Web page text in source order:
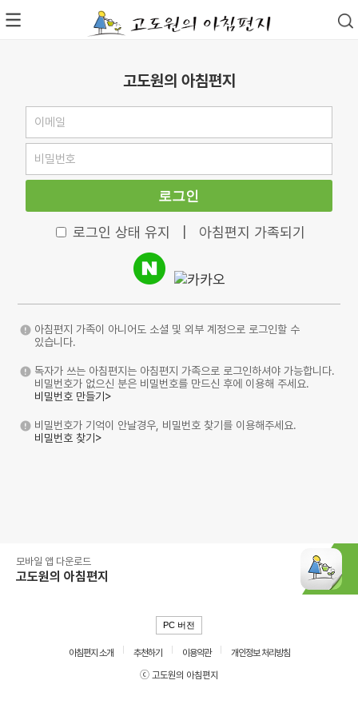
고도원의 아침편지
로그인
로그인 상태 유지 아침편지 가족되기
아침편지 가족이 아니어도 소셜 및 외부 계정으로 로그인할 수
있습니다.
독자가 쓰는 아침편지는 아침편지 가족으로 로그인하셔야 가능합니다.
비밀번호가 없으신 분은 비밀번호를 만드신 후에 이용해 주세요.
비밀번호 만들기>
비밀번호가 기억이 안날경우, 비밀번호 찾기를 이용해주세요.
비밀번호 찾기>
모바일 앱 다운로드
고도원의 아침편지
PC 버전
아침편지 소개 추천하기 이용약관
개인정보 처리방침
ⓒ 고도원의 아침편지